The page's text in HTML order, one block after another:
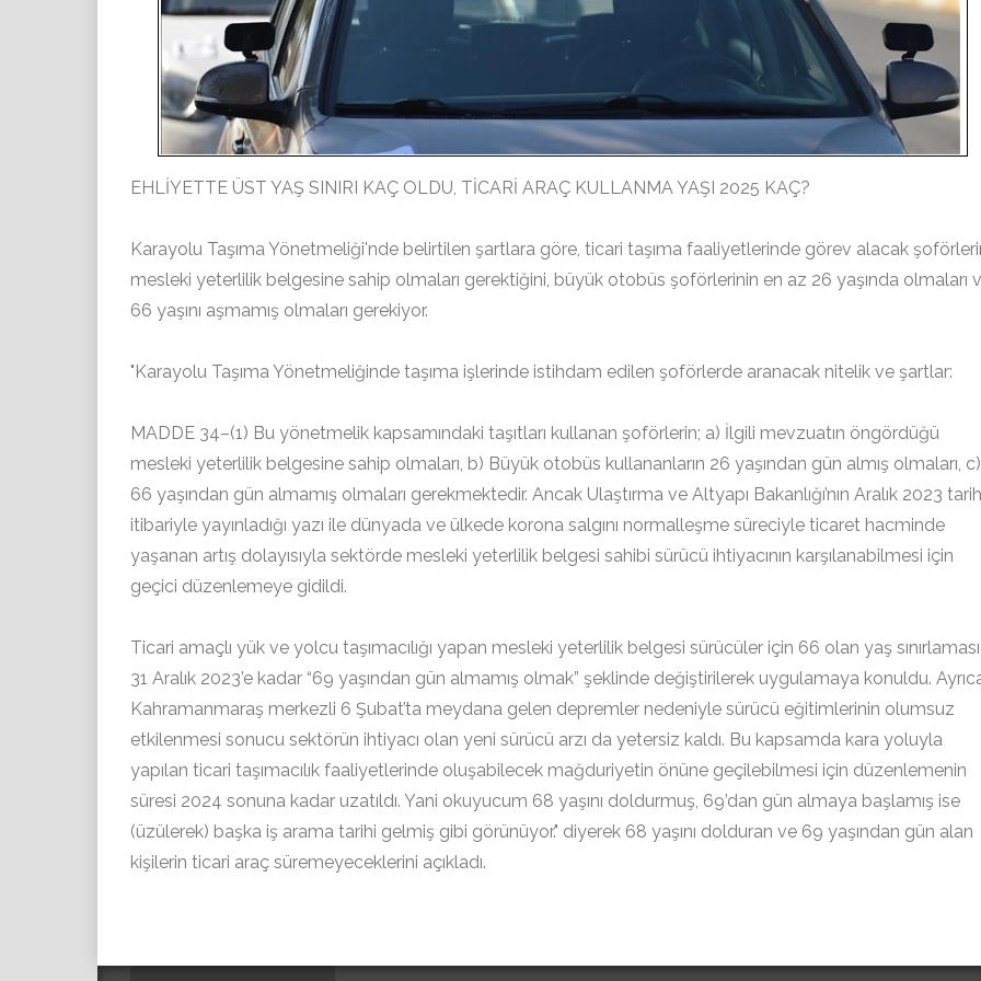
EHLİYETTE ÜST YAŞ SINIRI KAÇ OLDU, TİCARİ ARAÇ KULLANMA YAŞI 2025 KAÇ?
Karayolu Taşıma Yönetmeliği'nde belirtilen şartlara göre, ticari taşıma faaliyetlerinde görev alacak
mesleki yeterlilik belgesine sahip olmaları gerektiğini, büyük otobüs şoförlerinin en az 26 yaşında olmaları
66 yaşını aşmamış olmaları gerekiyor.
"Karayolu Taşıma Yönetmeliğinde taşıma işlerinde istihdam edilen şoförlerde aranacak nitelik ve şartlar:
MADDE 34–(1) Bu yönetmelik kapsamındaki taşıtları kullanan şoförlerin; a) İlgili mevzuatın öngördüğü
mesleki yeterlilik belgesine sahip olmaları, b) Büyük otobüs kullananların 26 yaşından gün almış olmaları, c)
66 yaşından gün almamış olmaları gerekmektedir. Ancak Ulaştırma ve Altyapı Bakanlığı’nın Aralık 2023
itibariyle yayınladığı yazı ile dünyada ve ülkede korona salgını normalleşme süreciyle ticaret hacminde
yaşanan artış dolayısıyla sektörde mesleki yeterlilik belgesi sahibi sürücü ihtiyacının karşılanabilmesi için
geçici düzenlemeye gidildi.
Ticari amaçlı yük ve yolcu taşımacılığı yapan mesleki yeterlilik belgesi sürücüler için 66 olan yaş
31 Aralık 2023’e kadar “69 yaşından gün almamış olmak” şeklinde değiştirilerek uygulamaya konuldu.
Kahramanmaraş merkezli 6 Şubat’ta meydana gelen depremler nedeniyle sürücü eğitimlerinin olumsuz
etkilenmesi sonucu sektörün ihtiyacı olan yeni sürücü arzı da yetersiz kaldı. Bu kapsamda kara yoluyla
yapılan ticari taşımacılık faaliyetlerinde oluşabilecek mağduriyetin önüne geçilebilmesi için düzenlemenin
süresi 2024 sonuna kadar uzatıldı. Yani okuyucum 68 yaşını doldurmuş, 69’dan gün almaya başlamış ise
(üzülerek) başka iş arama tarihi gelmiş gibi görünüyor." diyerek 68 yaşını dolduran ve 69 yaşından gün alan
kişilerin ticari araç süremeyeceklerini açıkladı.